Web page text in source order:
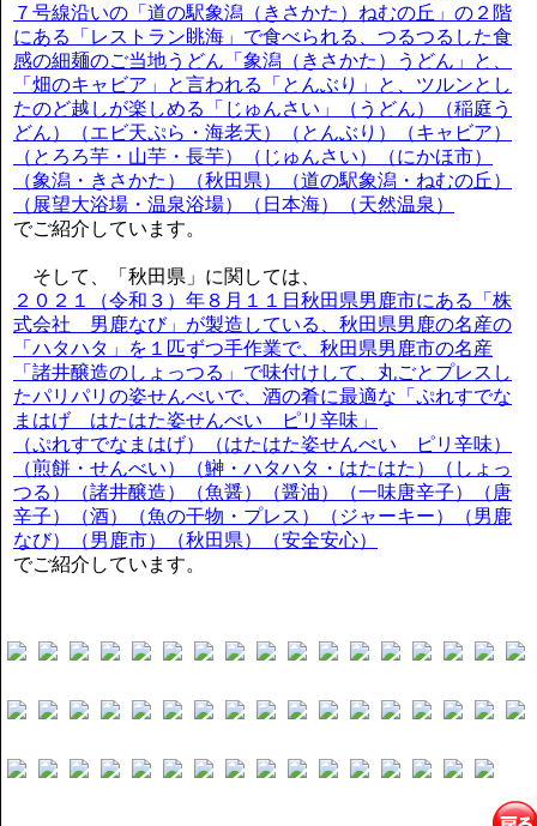
７号線沿いの「道の駅象潟（きさかた）ねむの丘」の２階
にある「レストラン眺海」で食べられる、つるつるした食
感の細麺のご当地うどん「象潟（きさかた）うどん」と、
「畑のキャビア」と言われる「とんぶり」と、ツルンとし
たのど越しが楽しめる「じゅんさい」（うどん）（稲庭う
どん）（エビ天ぷら・海老天）（とんぶり）（キャビア）
（とろろ芋・山芋・長芋）（じゅんさい）（にかほ市）
（象潟・きさかた）（秋田県）（道の駅象潟・ねむの丘）
（展望大浴場・温泉浴場）（日本海）（天然温泉）
でご紹介しています。
そして、「秋田県」に関しては、
２０２１（令和３）年８月１１日秋田県男鹿市にある「株
式会社 男鹿なび」が製造している、秋田県男鹿の名産の
「ハタハタ」を１匹ずつ手作業で、秋田県男鹿市の名産
「諸井醸造のしょっつる」で味付けして、丸ごとプレスし
たパリパリの姿せんべいで、酒の肴に最適な「ぷれすでな
まはげ はたはた姿せんべい ピリ辛味」
（ぷれすでなまはげ）（はたはた姿せんべい ピリ辛味）
（煎餅・せんべい）（鰰・ハタハタ・はたはた）（しょっ
つる）（諸井醸造）（魚醤）（醤油）（一味唐辛子）（唐
辛子）（酒）（魚の干物・プレス）（ジャーキー）（男鹿
なび）（男鹿市）（秋田県）（安全安心）
でご紹介しています。